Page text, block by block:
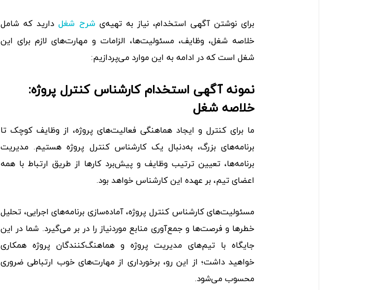
برای نوشتن آگهی استخدام، نیاز به تهیه‌ی شرح شغل دارید که شامل
خلاصه شغل، وظایف، مسئولیت‌ها، الزامات و مهارت‌های لازم برای این
شغل است که در ادامه به این موارد می‌پردازیم:
نمونه آگهی استخدام کارشناس کنترل پروژه:
خلاصه شغل
ما برای کنترل و ایجاد هماهنگی فعالیت‌های پروژه، از وظایف کوچک تا
برنامه‌های بزرگ، به‌دنبال یک کارشناس کنترل پروژه هستیم. مدیریت
برنامه‌ها، تعیین ترتیب وظایف و پیش‌برد کارها از طریق ارتباط با همه
اعضای تیم، بر عهده این کارشناس خواهد بود.
مسئولیت‌های کارشناس کنترل پروژه، آماده‌سازی برنامه‌های اجرایی، تحلیل
خطرها و فرصت‌ها و جمع‌آوری منابع مورد‌نیاز را در بر می‌گیرد. شما در این
جایگاه با تیم‌های مدیریت پروژه و هماهنگ‌کنندگان پروژه همکاری
خواهید داشت؛ از این رو، برخورداری از مهارت‌های خوب ارتباطی ضروری
محسوب می‌شود.